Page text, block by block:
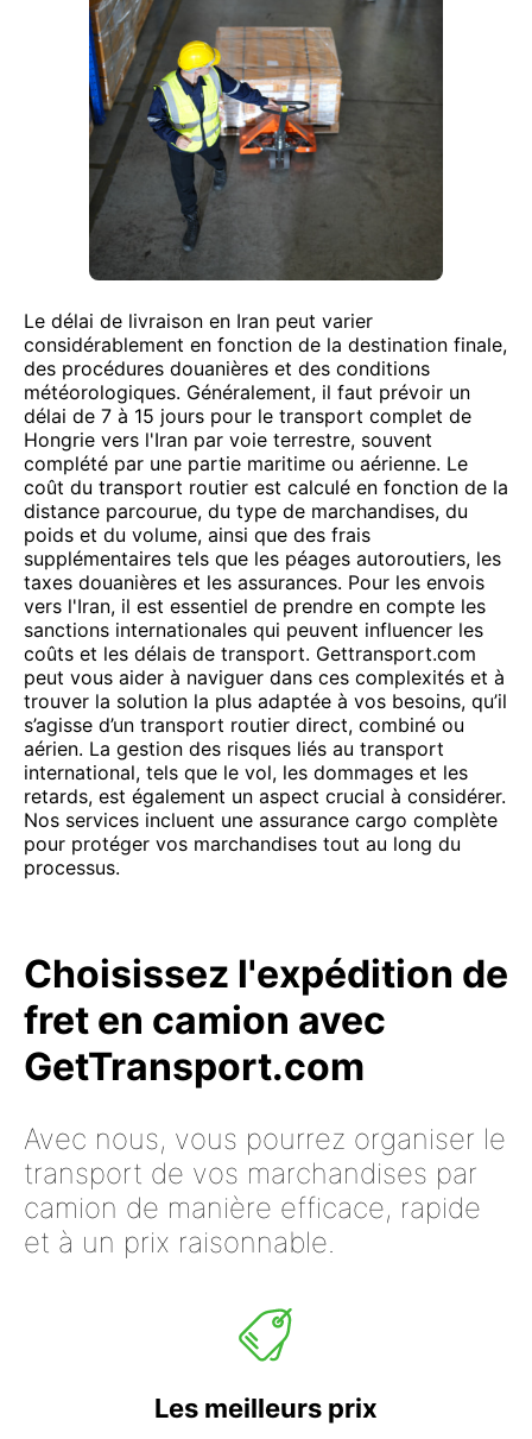
Le délai de livraison en Iran peut varier
considérablement en fonction de la destination finale,
des procédures douanières et des conditions
météorologiques. Généralement, il faut prévoir un
délai de 7 à 15 jours pour le transport complet de
Hongrie vers l'Iran par voie terrestre, souvent
complété par une partie maritime ou aérienne. Le
coût du transport routier est calculé en fonction de la
distance parcourue, du type de marchandises, du
poids et du volume, ainsi que des frais
supplémentaires tels que les péages autoroutiers, les
taxes douanières et les assurances. Pour les envois
vers l'Iran, il est essentiel de prendre en compte les
sanctions internationales qui peuvent influencer les
coûts et les délais de transport. Gettransport.com
peut vous aider à naviguer dans ces complexités et à
trouver la solution la plus adaptée à vos besoins, qu’il
s’agisse d’un transport routier direct, combiné ou
aérien. La gestion des risques liés au transport
international, tels que le vol, les dommages et les
retards, est également un aspect crucial à considérer.
Nos services incluent une assurance cargo complète
pour protéger vos marchandises tout au long du
processus.
Choisissez l'expédition de
fret en camion avec
GetTransport.com
Avec nous, vous pourrez organiser le
transport de vos marchandises par
camion de manière efficace, rapide
et à un prix raisonnable.
Les meilleurs prix